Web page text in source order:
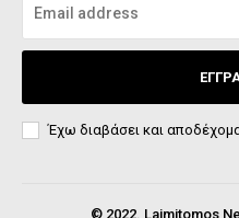
Έχω διαβάσει και
© 2022. Laimitomos